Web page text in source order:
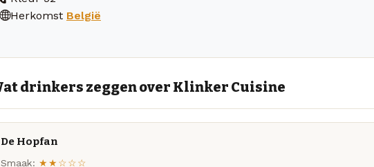
Herkomst België
drinkers zeggen over Klinker Cuisine
De Hopfan
Smaak: ★★☆☆☆